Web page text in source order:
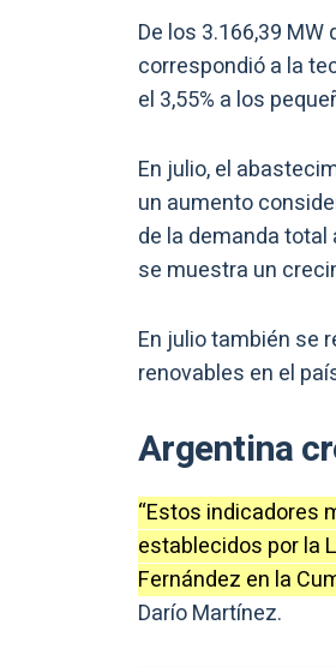
De los 3.166,39
correspondió a la
el 3,55% a los
En julio, el
un aumento
de la demanda
se muestra un
En julio también se
renovables en el
Argentina
“Estos indicadores
establecidos por la
Fernández en la
Darío Martínez.